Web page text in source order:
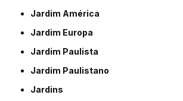
Jardim América
Jardim Europa
Jardim Paulista
Jardim Paulistano
Jardins